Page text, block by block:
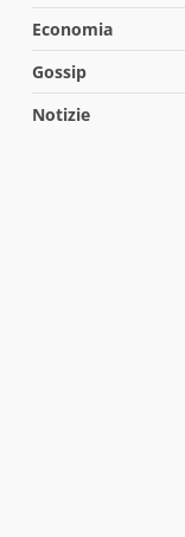
Economia
Gossip
Notizie